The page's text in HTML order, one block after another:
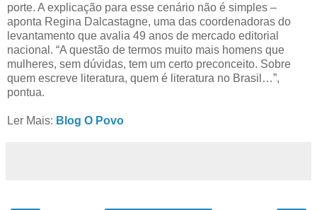
porte. A explicação para esse cenário não é simples –
aponta Regina Dalcastagne, uma das coordenadoras do
levantamento que avalia 49 anos de mercado editorial
nacional. “A questão de termos muito mais homens que
mulheres, sem dúvidas, tem um certo preconceito. Sobre
quem escreve literatura, quem é literatura no Brasil…”,
pontua.
Ler Mais: Blog O Povo